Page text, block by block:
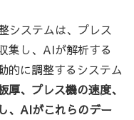
システムは、プレス
集し、AIが解析する
的に調整するシステム
、プレス機の速度、
、AIがこれらのデー